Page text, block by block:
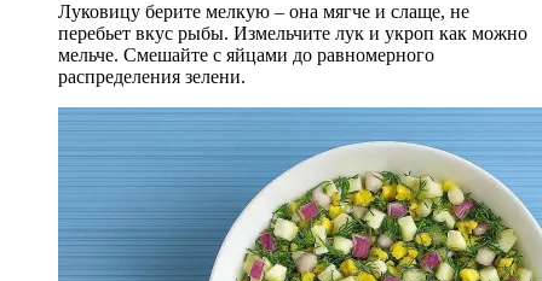
Луковицу берите мелкую – она мягче и слаще, не
перебьет вкус рыбы. Измельчите лук и укроп как можно
мельче. Смешайте с яйцами до равномерного
распределения зелени.